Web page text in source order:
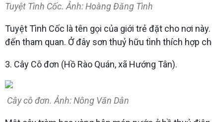
Tuyệt Tình Cốc. Ảnh: Hoàng Đăng Tình
Tuyệt Tình Cốc là tên gọi của giới trẻ đặt cho nơi
đến tham quan. Ở đây sơn thuỷ hữu tình thích hợp
3. Cây Cô đơn (Hồ Rào Quán, xã Hướng Tân).
Cây cô đơn. Ảnh: Nông Văn Dân